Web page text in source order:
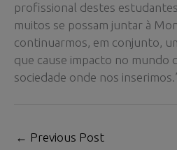
profissional destes
muitos se possam juntar à
continuarmos, em conjunto,
que cause impacto no mundo
sociedade onde nos
← Previous Post